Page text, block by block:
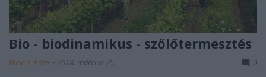
Bio - biodinamikus - szőlőtermesztés
Wine T. Ester • 2018. március 25. 0